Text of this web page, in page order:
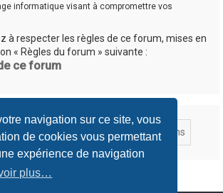
navigation sur ce site, vous
de cookies vous permettant
expérience de navigation
plus…
informatique visant à compromettre vos
à respecter les règles de ce forum, mises en
« Règles du forum » suivante :
ce forum